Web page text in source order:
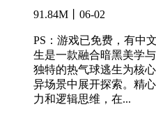
91.84M丨06-02
PS：游戏已免费，有中
生是一款融合暗黑美学
独特的热气球逃生为核
异场景中展开探索。精
力和逻辑思维，在...